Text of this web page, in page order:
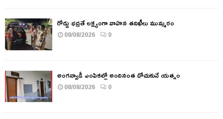
రోడ్డు భద్రతే లక్ష్యంగా వాహన తనిఖీలు ముమ్మరం
08/08/2026 0
అంగన్వాడీ ఎంపికల్లో అందినంత దోచుకునే యత్నం
08/08/2026 0